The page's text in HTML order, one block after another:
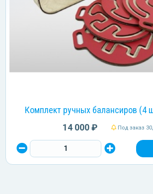
Комплект ручных балансиров (4
14 000 ₽ Под заказ